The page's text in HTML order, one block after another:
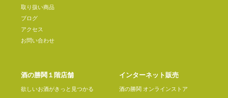
取り扱い商品
ブログ
アクセス
お問い合わせ
酒の勝鬨１階店舗
欲しいお酒がきっと見つかる
インターネット販売
酒の勝鬨 オンラインストア